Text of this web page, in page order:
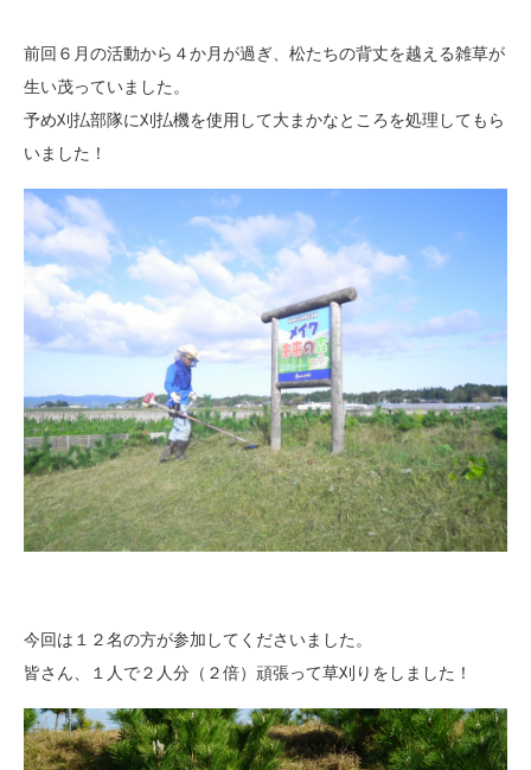
前回６月の活動から４か月が過ぎ、松たちの背丈を越える雑草が
生い茂っていました。
予め刈払部隊に刈払機を使用して大まかなところを処理してもら
いました！
今回は１２名の方が参加してくださいました。
皆さん、１人で２人分（２倍）頑張って草刈りをしました！